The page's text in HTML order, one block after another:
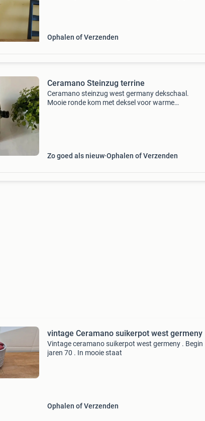
Ophalen of Verzenden
Ceramano Steinzug terrine
Ceramano steinzug west germany dekschaal.
Mooie ronde kom met deksel voor warme
Zo goed als nieuw Ophalen of Verzenden
vintage Ceramano suikerpot west germeny
Vintage ceramano suikerpot west germeny . Begin
jaren 70 . In mooie staat
Ophalen of Verzenden